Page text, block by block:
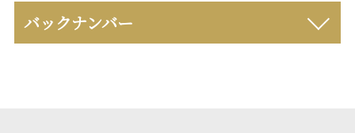
バックナンバー